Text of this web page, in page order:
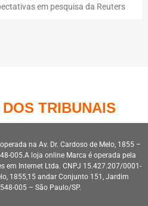
em pesquisa da Reuters
TRIBUNAIS
na Av. Dr. Cardoso de Melo, 1855 –
005.A loja online Marca é operada pela
em Internet Ltda. CNPJ 15.427.207/0001-
1855,15 andar Conjunto 151, Jardim
005 – São Paulo/SP.